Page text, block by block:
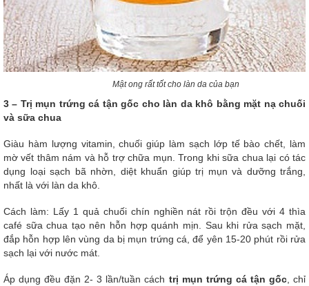
Mật ong rất tốt cho làn da của bạn
3 – Trị mụn trứng cá tận gốc cho làn da khô bằng mặt nạ chuối
và sữa chua
Giàu hàm lượng vitamin, chuối giúp làm sạch lớp tế bào chết, làm
mờ vết thâm nám và hỗ trợ chữa mụn. Trong khi sữa chua lại có tác
dụng loại sạch bã nhờn, diệt khuẩn giúp trị mụn và dưỡng trắng,
nhất là với làn da khô.
Cách làm: Lấy 1 quả chuối chín nghiền nát rồi trộn đều với 4 thìa
café sữa chua tạo nên hỗn hợp quánh mịn. Sau khi rửa sạch mặt,
đắp hỗn hợp lên vùng da bị mụn trứng cá, để yên 15-20 phút rồi rửa
sạch lại với nước mát.
Áp dụng đều đặn 2- 3 lần/tuần cách trị mụn trứng cá tận gốc, chỉ